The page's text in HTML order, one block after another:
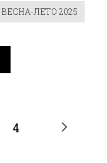
ВЕСНА-ЛЕТО 2025
4